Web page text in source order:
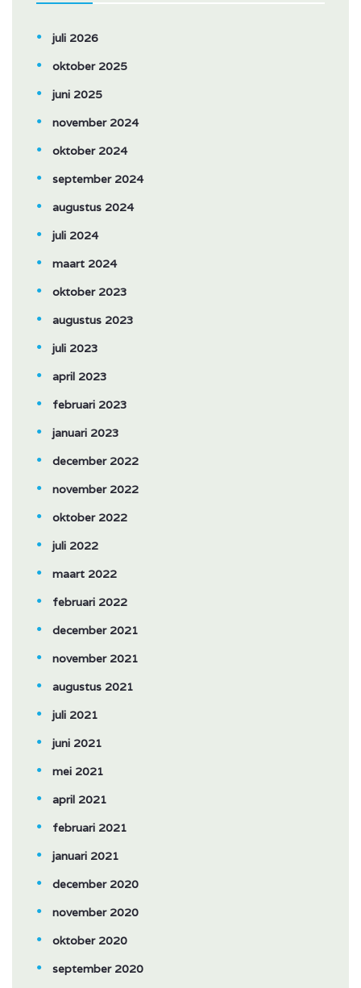
juli 2026
oktober 2025
juni 2025
november 2024
oktober 2024
september 2024
augustus 2024
juli 2024
maart 2024
oktober 2023
augustus 2023
juli 2023
april 2023
februari 2023
januari 2023
december 2022
november 2022
oktober 2022
juli 2022
maart 2022
februari 2022
december 2021
november 2021
augustus 2021
juli 2021
juni 2021
mei 2021
april 2021
februari 2021
januari 2021
december 2020
november 2020
oktober 2020
september 2020